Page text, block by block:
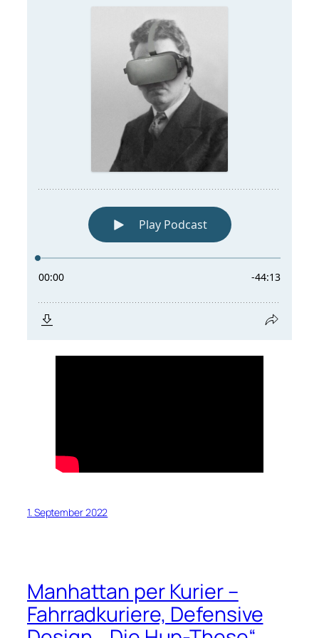
1. September 2022
Manhattan per Kurier –
Fahrradkuriere, Defensive